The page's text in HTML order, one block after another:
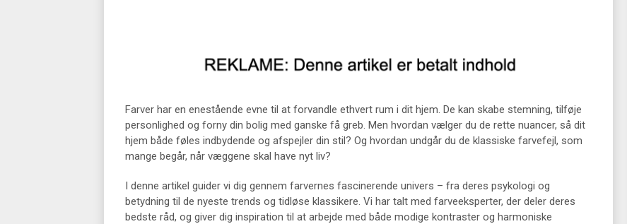
Farver har en enestående evne til at forvandle ethvert rum i dit hjem. De kan skabe stemning, tilføje
personlighed og forny din bolig med ganske få greb. Men hvordan vælger du de rette nuancer, så dit
hjem både føles indbydende og afspejler din stil? Og hvordan undgår du de klassiske farvefejl, som
mange begår, når væggene skal have nyt liv?
I denne artikel guider vi dig gennem farvernes fascinerende univers – fra deres psykologi og
betydning til de nyeste trends og tidløse klassikere. Vi har talt med farveeksperter, der deler deres
bedste råd, og giver dig inspiration til at arbejde med både modige kontraster og harmoniske